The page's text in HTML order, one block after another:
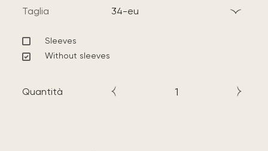
Taglia
34-eu
Sleeves
Without sleeves
Quantità